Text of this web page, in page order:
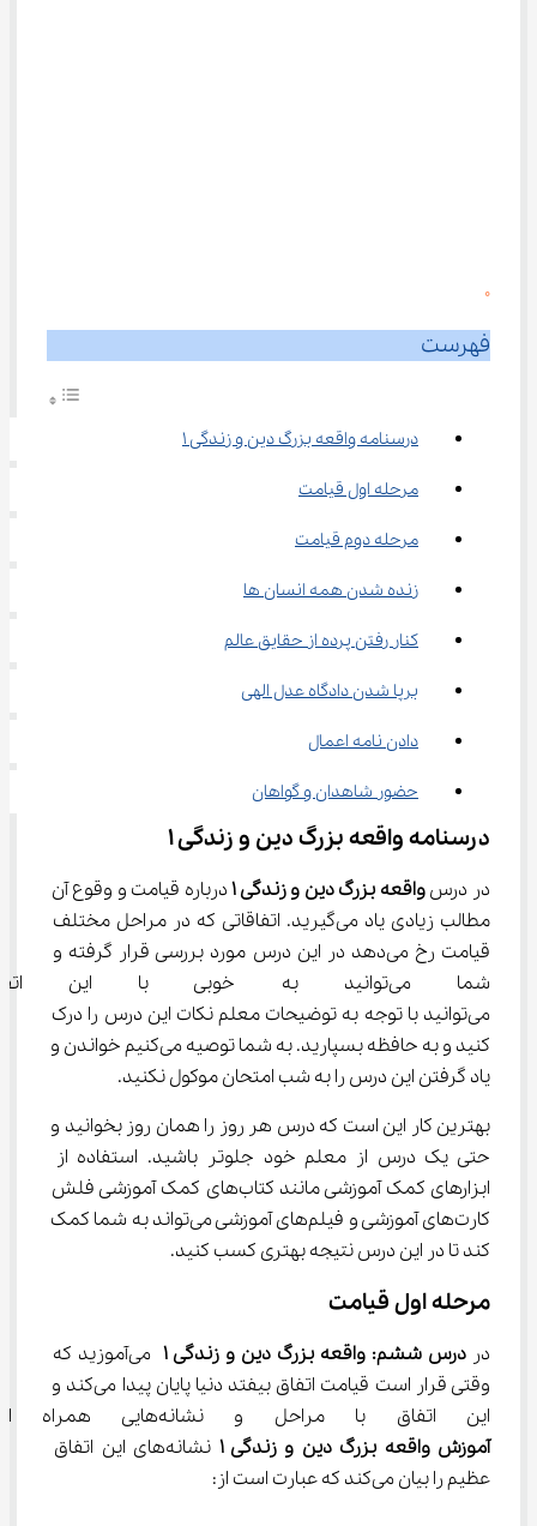
0
فهرست
درسنامه واقعه بزرگ دین و زندگی ۱
مرحله اول قیامت
مرحله دوم قیامت
زنده شدن همه انسان ها
کنار رفتن پرده از حقایق عالم
برپا شدن دادگاه عدل الهی
دادن نامه اعمال
حضور شاهدان و گواهان
درسنامه واقعه بزرگ دین و زندگی ۱
در درس واقعه بزرگ دین و زندگی ۱ درباره قیامت و وقوع آن
مطالب زیادی یاد می‌گیرید. ‌اتفاقاتی که در مراحل مختلف
قیامت رخ می‌دهد در این درس مورد بررسی قرار گرفته و
شما می‌توانید به خوبی با این
می‌توانید با توجه به توضیحات معلم نکات این درس را درک
کنید و به حافظه بسپارید. به شما توصیه می‌کنیم خواندن و
یاد گرفتن این درس را به شب امتحان موکول نکنید.
بهترین کار این است که درس هر روز را همان روز بخوانید و
حتی یک درس از معلم خود جلوتر باشید. استفاده از
ابزارهای کمک آموزشی مانند کتاب‌های کمک آموزشی فلش
کارت‌های آموزشی و فیلم‌های آموزشی می‌تواند به شما کمک
کند تا در این درس نتیجه بهتری کسب کنید.
مرحله اول قیامت
در درس ششم: واقعه بزرگ دین و زندگی ۱
می‌آموزید که
وقتی قرار است قیامت اتفاق بیفتد دنیا پایان پیدا می‌کند و
این اتفاق با مراحل و نشانه‌هایی همراه است. معلم هنگام
آموزش واقعه بزرگ دین و زندگی ۱
نشانه‌های این اتفاق
عظیم را بیان می‌کند که عبارت است از: